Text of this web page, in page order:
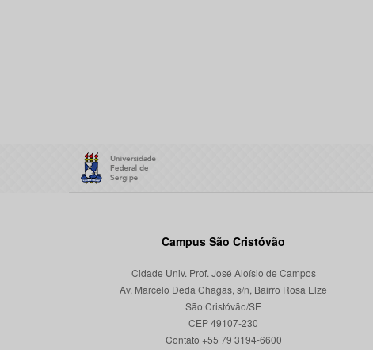
Campus São Cristóvão
Cidade Univ. Prof. José Aloísio de Campos
Av. Marcelo Deda Chagas, s/n, Bairro Rosa Elze
São Cristóvão/SE
CEP 49107-230